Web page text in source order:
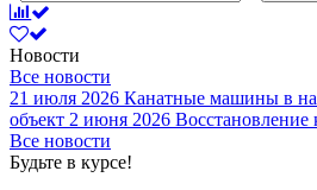
Новости
Все новости
21 июля 2026 Канатные машины в
объект 2 июня 2026 Восстановление
Все новости
Будьте в курсе!